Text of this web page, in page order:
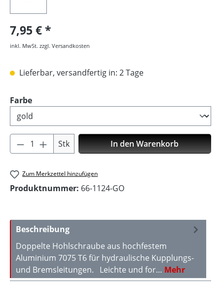
7,95 €
inkl. MwSt. zzgl. Versandkosten
Lieferbar, versandfertig in: 2 Tage
Farbeauswählen
Produkt Anzahl: Gib den gewünschten
Stk In den Warenkorb
Zum Merkzettel hinzufügen
Produktnummer: 66-1124-GO
Beschreibung
Doppelte Hohlschraube aus hochfestem
Aluminium 7075 T6 für hydraulische Kupplungs-
und Bremsleitungen. Leichte und for… Mehr